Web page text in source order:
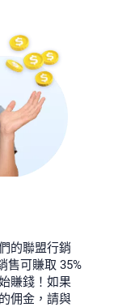
的聯盟行銷
售可賺取 35%
賺錢！如果
佣金，請與